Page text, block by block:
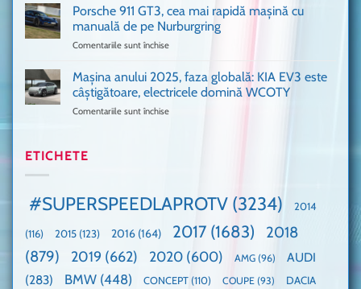
în
UK,
că
nevoie
de
Am
pus
umărul
cu
mai
mare
paradă
de
dube
Porsche 911 GT3, cea mai rapidă mașină cu
manuală de pe Nurburgring
Comentariile sunt închise
911
GT3,
cea
pe
Nurburgring
Mașina anului 2025, faza globală: KIA EV3 este
câștigătoare, electricele domină WCOTY
Comentariile sunt închise
EV3
câștigătoare,
domină
WCOTY
ETICHETE
#SUPERSPEEDLAPROTV (3234) 2014
(116) 2015 (123) 2016 (164) 2017 (1683)
2018
(879)
2019 (662) 2020 (600) AMG (96)
AUDI
(283)
BMW (448) CONCEPT (110) COUPE (93)
DACIA